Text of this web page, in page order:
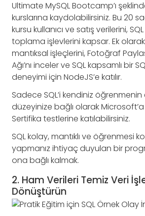
Ultimate MySQL Bootcamp’ı
kurslarına kaydolabilirsiniz. Bu 20
kursu kullanıcı ve satış verilerini,
toplama işlevlerini kapsar. Ek olarak
mantıksal işleçlerini, Fotoğraf
Ağı’nı inceler ve SQL kapsamlı bir
deneyimi için NodeJS’e katılır.
Sadece SQL’i kendiniz öğrenmenin
düzeyinize bağlı olarak
Sertifika testlerine katılabilirsiniz.
SQL kolay, mantıklı ve öğrenmesi
yapmanız ihtiyaç duyulan bir
ona bağlı kalmak.
2. Ham Verileri Temiz Veri
Dönüştürün